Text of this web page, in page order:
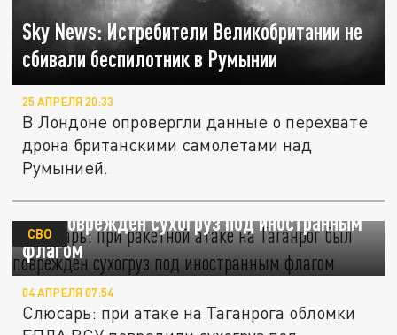
Sky News: Истребители Великобритании не
сбивали беспилотник в Румынии
25 АПРЕЛЯ 20:33
В Лондоне опровергли данные о перехвате
дрона британскими самолетами над
Румынией.
Слюсарь: при ракетной атаке на Таганрог
был поврежден сухогруз под иностранным
флагом
СВО
04 АПРЕЛЯ 07:54
Слюсарь: при атаке на Таганрога обломки